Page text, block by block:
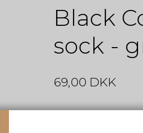
Black
sock -
69,00 DKK